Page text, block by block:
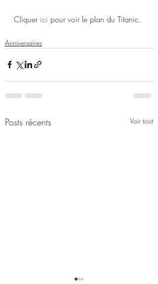
Cliquer ici pour voir le plan du Titanic.
Anniversaires
Posts récents Voir tout